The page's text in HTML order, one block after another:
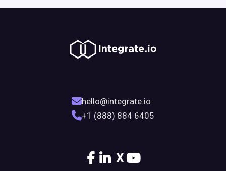
hello@integrate.io
+1 (888) 884 6405
X